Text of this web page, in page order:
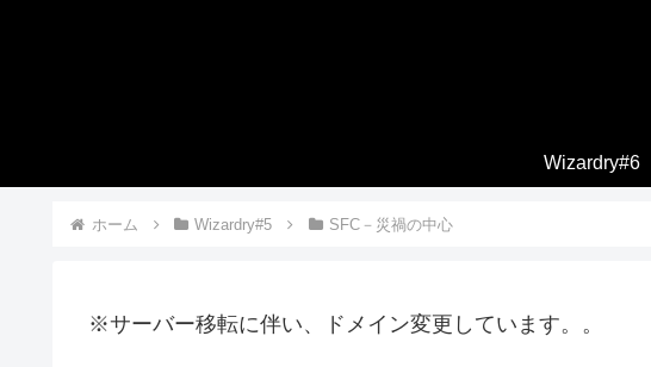
Wizardry#6
ホーム Wizardry#5 SFC－災禍の中心
※サーバー移転に伴い、ドメイン変更しています。。